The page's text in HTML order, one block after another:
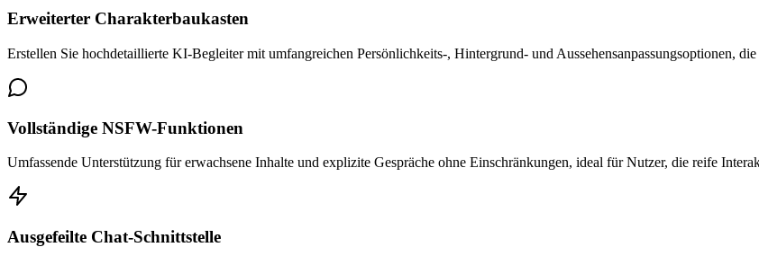
Erweiterter Charakterbaukasten
Erstellen Sie hochdetaillierte KI-Begleiter mit umfangreichen Persönlichkeits-, Hintergrund- und Aussehensanpassungsoptionen,
Vollständige NSFW-Funktionen
Umfassende Unterstützung für erwachsene Inhalte und explizite Gespräche ohne Einschränkungen, ideal für Nutzer, die reife
Ausgefeilte Chat-Schnittstelle